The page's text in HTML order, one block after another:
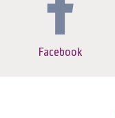
Facebook